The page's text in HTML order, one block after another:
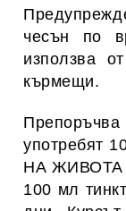
чесън по
използва
кърмещи.
употребят
НА ЖИВОТА
100 мл